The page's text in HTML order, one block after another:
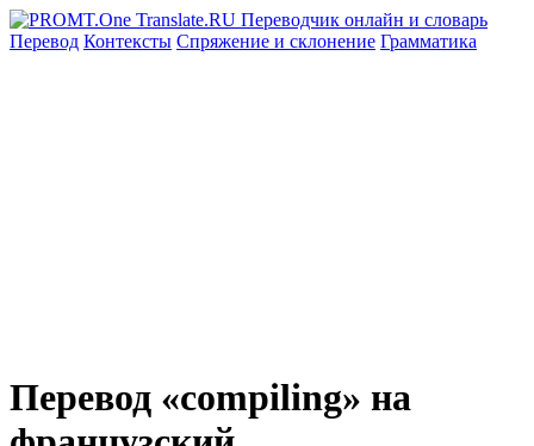
Перевод Контексты Спряжение и склонение Грамматика
Перевод «compiling» на